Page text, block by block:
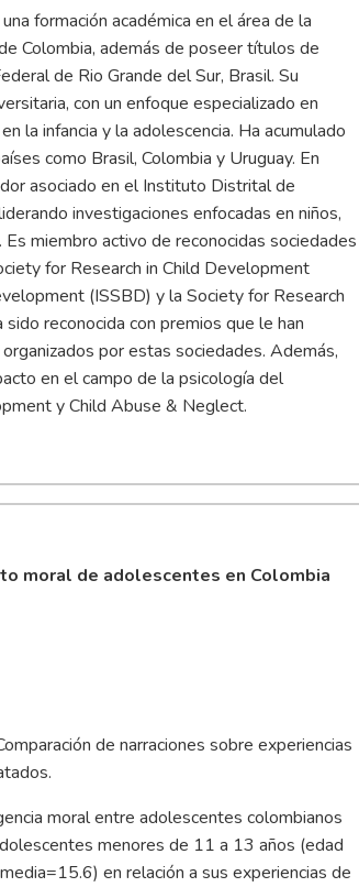
formación académica en el área de la
Colombia, además de poseer títulos de
de Rio Grande del Sur, Brasil. Su
con un enfoque especializado en
la infancia y la adolescencia. Ha acumulado
como Brasil, Colombia y Uruguay. En
asociado en el Instituto Distrital de
investigaciones enfocadas en niños,
miembro activo de reconocidas sociedades
for Research in Child Development
(ISSBD) y la Society for Research
reconocida con premios que le han
por estas sociedades. Además,
en el campo de la psicología del
y Child Abuse & Neglect.
moral de adolescentes en Colombia
de narraciones sobre experiencias
moral entre adolescentes colombianos
menores de 11 a 13 años (edad
en relación a sus experiencias de